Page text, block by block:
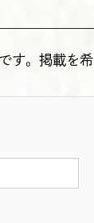
す。掲載を希